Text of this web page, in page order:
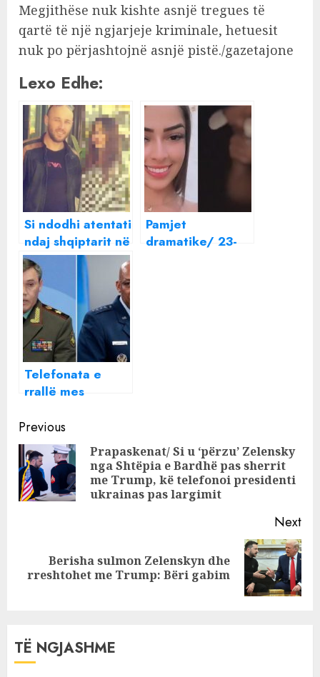
Megjithëse nuk kishte asnjë tregues të
qartë të një ngjarjeje kriminale, hetuesit
nuk po përjashtojnë asnjë pistë./gazetajone
Lexo Edhe:
Si ndodhi atentati
ndaj shqiptarit në
Itali, trupi u gjet
nga
bashkëshortja
dhe djali, pistat e
hetimit
Pamjet
dramatike/ 23-
Telefonata e
rrallë mes
shefit të ushtrisë
amerikane: Çfarë
u diskutua
Continue
Reading
Previous
Prapaskenat/ Si u ‘përzu’ Zelensky
nga Shtëpia e Bardhë pas sherrit
me Trump, kë telefonoi presidenti
ukrainas pas largimit
Next
post:
Berisha sulmon Zelenskyn dhe
rreshtohet me Trump: Bëri gabim
TË NGJASHME